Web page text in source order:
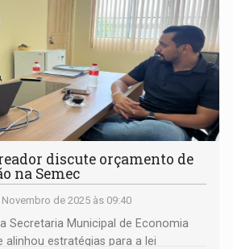
discute orçamento de
na Semec
de 2025 às 09:40
Secretaria Municipal de Economia
alinhou estratégias para a lei